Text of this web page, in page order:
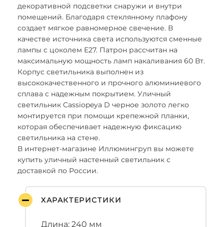
декоративной подсветки снаружи и внутри
помещений. Благодаря стеклянному плафону
создает мягкое равномерное свечение. В
качестве источника света используются сменные
лампы с цоколем E27. Патрон рассчитан на
максимальную мощность ламп накаливания 60 Вт.
Корпус светильника выполнен из
высококачественного и прочного алюминиевого
сплава с надежным покрытием. Уличный
светильник Cassiopeya D черное золото легко
монтируется при помощи крепежной планки,
которая обеспечивает надежную фиксацию
светильника на стене.
В интернет-магазине Иллюмингруп вы можете
купить уличный настенный светильник с
доставкой по России.
ХАРАКТЕРИСТИКИ
Длина: 240 мм